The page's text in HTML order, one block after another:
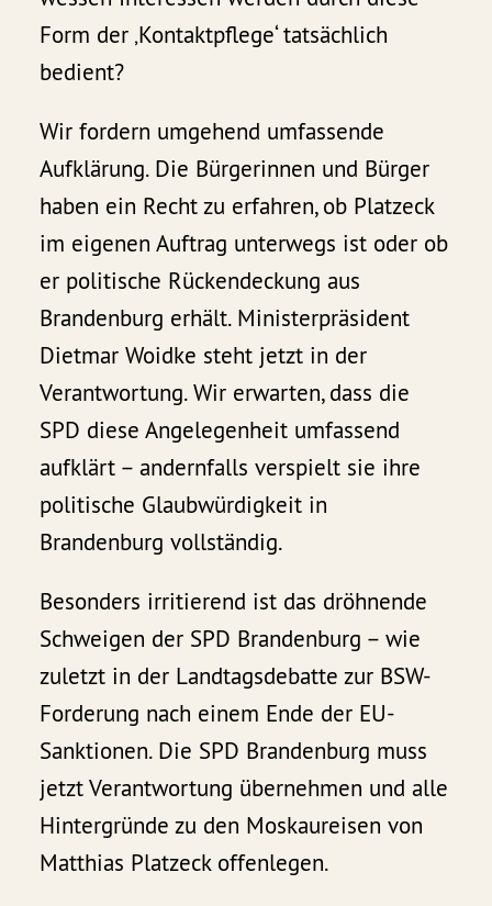
Form der ‚Kontaktpflege‘ tatsächlich
bedient?
Wir fordern umgehend umfassende
Aufklärung. Die Bürgerinnen und Bürger
haben ein Recht zu erfahren, ob Platzeck
im eigenen Auftrag unterwegs ist oder ob
er politische Rückendeckung aus
Brandenburg erhält. Ministerpräsident
Dietmar Woidke steht jetzt in der
Verantwortung. Wir erwarten, dass die
SPD diese Angelegenheit umfassend
aufklärt – andernfalls verspielt sie ihre
politische Glaubwürdigkeit in
Brandenburg vollständig.
Besonders irritierend ist das dröhnende
Schweigen der SPD Brandenburg – wie
zuletzt in der Landtagsdebatte zur BSW-
Forderung nach einem Ende der EU-
Sanktionen. Die SPD Brandenburg muss
jetzt Verantwortung übernehmen und alle
Hintergründe zu den Moskaureisen von
Matthias Platzeck offenlegen.